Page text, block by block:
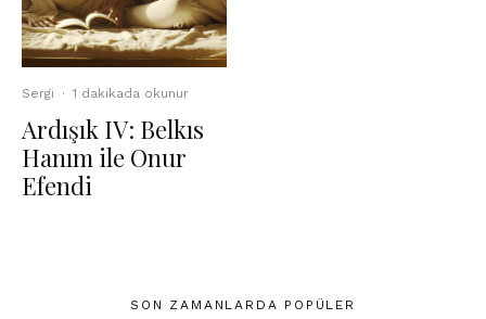
Sergi · 1 dakikada okunur
Ardışık IV: Belkıs
Hanım ile Onur
Efendi
SON ZAMANLARDA POPÜLER